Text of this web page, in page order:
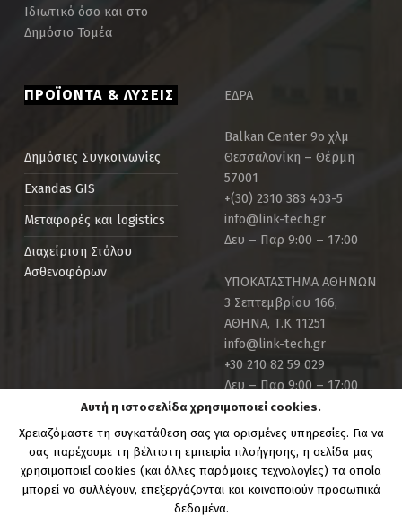
Ιδιωτικό όσο και στο
Δημόσιο Τομέα
ΠΡΟΪΟΝΤΑ & ΛΥΣΕΙΣ
Δημόσιες Συγκοινωνίες
Exandas GIS
Μεταφορές και logistics
Διαχείριση Στόλου
Ασθενοφόρων
ΕΔΡΑ
Balkan Center 9ο χλμ
Θεσσαλονίκη – Θέρμη
57001
+(30) 2310 383 403-5
info@link-tech.gr
Δευ – Παρ 9:00 – 17:00
ΥΠΟΚΑΤΑΣΤΗΜΑ ΑΘΗΝΩΝ
3 Σεπτεμβρίου 166,
ΑΘΗΝΑ, Τ.Κ 11251
info@link-tech.gr
+30 210 82 59 029
Δευ – Παρ 9:00 – 17:00
Copyright Link-Tech.gr | Powered by:Link Technologies
Αυτή η ιστοσελίδα χρησιμοποιεί cookies.
Χρειαζόμαστε τη συγκατάθεση σας για ορισμένες υπηρεσίες. Για να
σας παρέχουμε τη βέλτιστη εμπειρία πλοήγησης, η σελίδα μας
χρησιμοποιεί cookies (και άλλες παρόμοιες τεχνολογίες) τα οποία
μπορεί να συλλέγουν, επεξεργάζονται και κοινοποιούν προσωπικά
δεδομένα.